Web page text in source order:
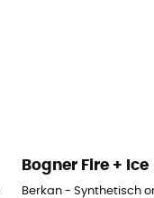
Bogner Fire + Ice
Berkan - Synthetisch